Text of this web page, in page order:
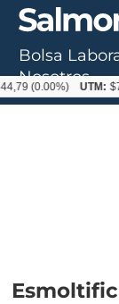
Bolsa
Nosotros
UTM: $71.649